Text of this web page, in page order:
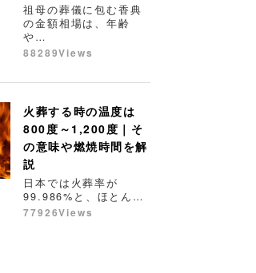
祖母の葬儀に包む香典
の金額相場は、年齢
や…
88289Views
火葬する時の温度は
800度～1,200度｜そ
の意味や燃焼時間を解
説
日本では火葬率が
99.986%と、ほとん…
77926Views